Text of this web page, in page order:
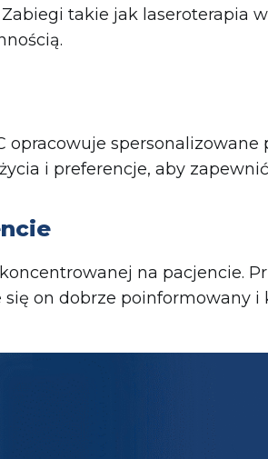
takie jak laseroterapia
opracowuje spersonalizowane
i preferencje, aby
na pacjencie.
on dobrze poinformowany i